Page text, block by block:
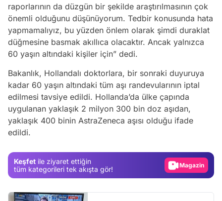
raporlarının da düzgün bir şekilde araştırılmasının çok
önemli olduğunu düşünüyorum. Tedbir konusunda hata
yapmamalıyız, bu yüzden önlem olarak şimdi duraklat
düğmesine basmak akıllıca olacaktır. Ancak yalnızca
60 yaşın altındaki kişiler için” dedi.
Bakanlık, Hollandalı doktorlara, bir sonraki duyuruya
kadar 60 yaşın altındaki tüm aşı randevularının iptal
edilmesi tavsiye edildi. Hollanda’da ülke çapında
uygulanan yaklaşık 2 milyon 300 bin doz aşıdan,
yaklaşık 400 binin AstraZeneca aşısı olduğu ifade
edildi.
Keşfet ile ziyaret ettiğin
tüm kategorileri tek akışta gör!
Magazin